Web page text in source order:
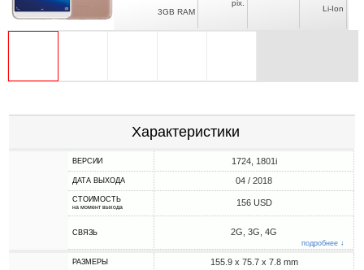
3GB RAM
pix.
Li-Ion
Характеристики
ВЕРСИИ 1724, 1801i
ДАТА ВЫХОДА 04 / 2018
СТОИМОСТЬ
на момент выхода 156 USD
СВЯЗЬ 2G, 3G, 4G
подробнее ↓
РАЗМЕРЫ 155.9 x 75.7 x 7.8 mm